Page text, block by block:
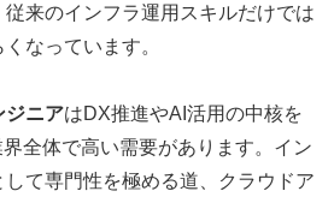
来のインフラ運用スキルだけでは
なっています。
ジニアはDX推進やAI活用の中核を
全体で高い需要があります。イン
て専門性を極める道、クラウドア